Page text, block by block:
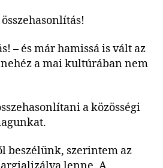
– és már hamissá is vált az
a mai kultúrában nem
a közösségi
beszélünk, szerintem az